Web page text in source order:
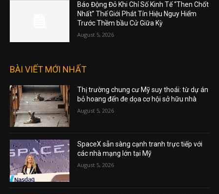
Báo Động Đỏ Khi Chỉ Số Kinh Tế “Then Chốt
Nhất” Thế Giới Phát Tín Hiệu Nguy Hiểm
Trước Thềm bầu Cử Giữa Kỳ
August 5, 2026
BÀI VIẾT MỚI NHẤT
Thị trường chung cư Mỹ suy thoái: từ dự án
bỏ hoang đến đe dọa cơ hội sở hữu nhà
August 5, 2026
SpaceX sẵn sàng cạnh tranh trực tiếp với
các nhà mạng lớn tại Mỹ
August 5, 2026